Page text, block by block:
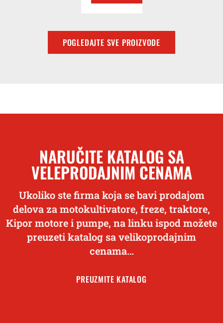
POGLEDAJTE SVE PROIZVODE
NARUČITE KATALOG SA
VELEPRODAJNIM CENAMA
Ukoliko ste firma koja se bavi prodajom
delova za motokultivatore, freze, traktore,
Kipor motore i pumpe, na linku ispod možete
preuzeti katalog sa velikoprodajnim
cenama…
PREUZMITE KATALOG